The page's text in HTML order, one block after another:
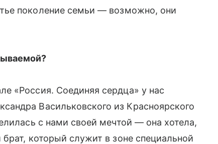
поколение семьи –– возможно, они
«Россия. Соединяя сердца» у нас
Васильковского из Красноярского
с нами своей мечтой –– она хотела,
который служит в зоне специальной